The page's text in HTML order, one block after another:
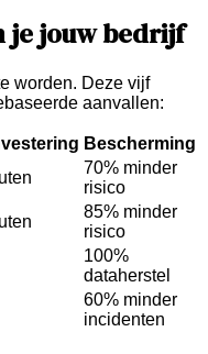
je jouw bedrijf
worden. Deze vijf
aanvallen:
Bescherming
70% minder
risico
85% minder
risico
100%
dataherstel
60% minder
incidenten